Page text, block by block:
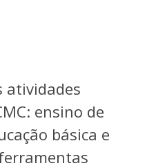
atividades
ensino de
básica e